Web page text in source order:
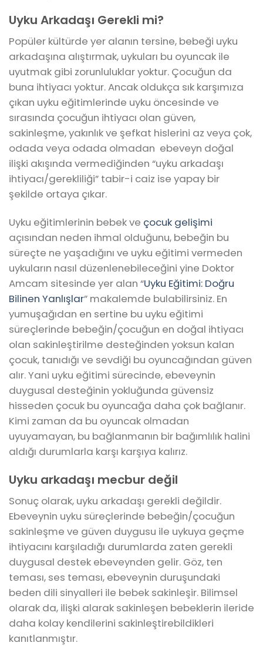
Uyku Arkadaşı Gerekli mi?
Popüler kültürde yer alanın tersine, bebeği uyku
arkadaşına alıştırmak, uykuları bu oyuncak ile
uyutmak gibi zorunluluklar yoktur. Çocuğun da
buna ihtiyacı yoktur. Ancak oldukça sık karşımıza
çıkan uyku eğitimlerinde uyku öncesinde ve
sırasında çocuğun ihtiyacı olan güven,
sakinleşme, yakınlık ve şefkat hislerini az veya çok,
odada veya odada olmadan ebeveyn doğal
ilişki akışında vermediğinden “uyku arkadaşı
ihtiyacı/gerekliliği” tabir-i caiz ise yapay bir
şekilde ortaya çıkar.
Uyku eğitimlerinin bebek ve çocuk gelişimi
açısından neden ihmal olduğunu, bebeğin bu
süreçte ne yaşadığını ve uyku eğitimi vermeden
uykuların nasıl düzenlenebileceğini yine Doktor
Amcam sitesinde yer alan “Uyku Eğitimi: Doğru
Bilinen Yanlışlar” makalemde bulabilirsiniz. En
yumuşağıdan en sertine bu uyku eğitimi
süreçlerinde bebeğin/çocuğun en doğal ihtiyacı
olan sakinleştirilme desteğinden yoksun kalan
çocuk, tanıdığı ve sevdiği bu oyuncağından güven
alır. Yani uyku eğitimi sürecinde, ebeveynin
duygusal desteğinin yokluğunda güvensiz
hisseden çocuk bu oyuncağa daha çok bağlanır.
Kimi zaman da bu oyuncak olmadan
uyuyamayan, bu bağlanmanın bir bağımlılık halini
aldığı durumlarla karşı karşıya kalırız.
Uyku arkadaşı mecbur değil
Sonuç olarak, uyku arkadaşı gerekli değildir.
Ebeveynin uyku süreçlerinde bebeğin/çocuğun
sakinleşme ve güven duygusu ile uykuya geçme
ihtiyacını karşıladığı durumlarda zaten gerekli
duygusal destek ebeveynden gelir. Göz, ten
teması, ses teması, ebeveynin duruşundaki
beden dili sinyalleri ile bebek sakinleşir. Bilimsel
olarak da, ilişki alarak sakinleşen bebeklerin ileride
daha kolay kendilerini sakinleştirebildikleri
kanıtlanmıştır.